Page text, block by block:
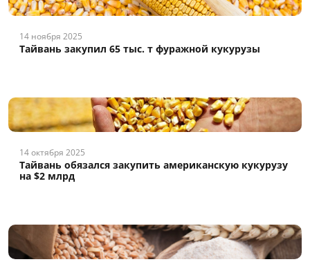
14 ноября 2025
Тайвань закупил 65 тыс. т фуражной кукурузы
14 октября 2025
Тайвань обязался закупить американскую кукурузу
на $2 млрд